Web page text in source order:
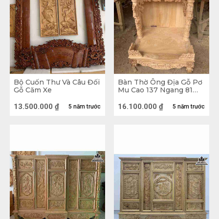
Bàn Thờ Gỗ Cẩm
Một số nội thất phòng thờ phổ biến và cần thiết
Trong nội thất phòng thờ, quan trọng nhất và không
thể thiếu đó là sập thờ, bàn thờ và tủ thờ ( người ta
Bộ Cuốn Thư Và Câu Đối
Gỗ Căm Xe
5 năm trước
13.500.000 ₫
Bàn Thờ Ông Địa Gỗ Pơ
Mu Cao 137 Ngang 81
5 năm trước
16.100.000 ₫